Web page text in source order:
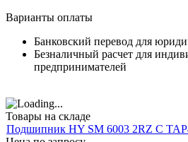
Варианты оплаты
Банковский перевод для
Безналичный расчет для
предпринимателей
Товары на складе
Подшипник HY SM 6003 2RZ C